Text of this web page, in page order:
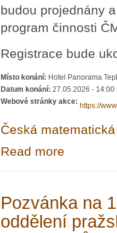
budou projednány
program činnosti
Registrace bude
Místo konání: Hotel Panorama
Datum konání: 27.05.2026 - 14:00
Webové stránky akce:
https://
Česká
Read more
Pozvánka na
oddělení